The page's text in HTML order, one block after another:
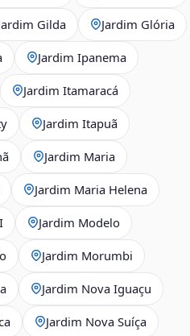
Gilda Jardim Glória
Jardim Ipanema
Jardim Itamaracá
Jardim Itapuã
Jardim Maria
Jardim Maria Helena
Jardim Modelo
Jardim Morumbi
Jardim Nova Iguaçu
Jardim Nova Suíça